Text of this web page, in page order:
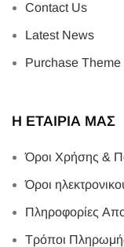
Contact Us
Latest News
Purchase Theme
Η ΕΤΑΙΡΙΑ ΜΑΣ
Όροι Χρήσης &
Όροι
Πληροφορίες
Τρόποι